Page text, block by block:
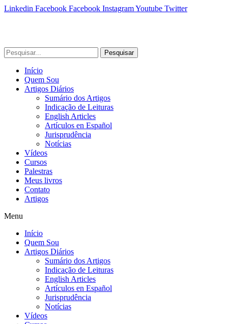
Linkedin Facebook Facebook InstagramYoutube Twitter
Pesquisar
Início
Quem Sou
Artigos Diários
Sumário dos Artigos
Indicação de Leituras
English Articles
Artículos en Español
Jurisprudência
Notícias
Vídeos
Cursos
Palestras
Meus livros
Contato
Artigos
Menu
Início
Quem Sou
Artigos Diários
Sumário dos Artigos
Indicação de Leituras
English Articles
Artículos en Español
Jurisprudência
Notícias
Vídeos